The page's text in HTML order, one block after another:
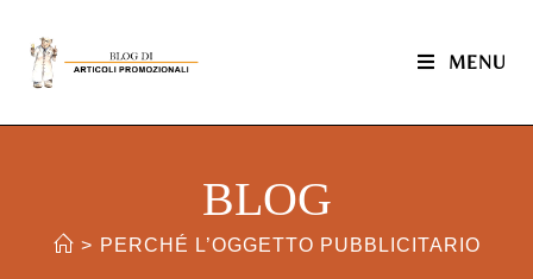
MENU
BLOG
> PERCHÉ L’OGGETTO PUBBLICITARIO